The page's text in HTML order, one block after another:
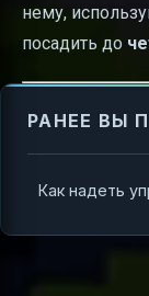
нему,
посадить до
РАНЕЕ ВЫ